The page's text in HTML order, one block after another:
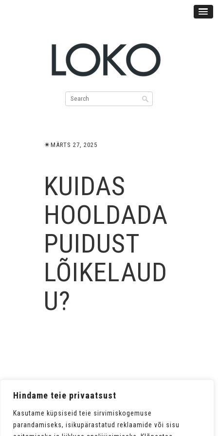
Hindame teie privaatsust
Kasutame küpsiseid teie sirvimiskogemuse
parandamiseks, isikupärastatud reklaamide või sisu
✴︎MÄRTS 27, 2025
KUIDAS
HOOLDADA
PUIDUST
LÕIKELAUD
U?